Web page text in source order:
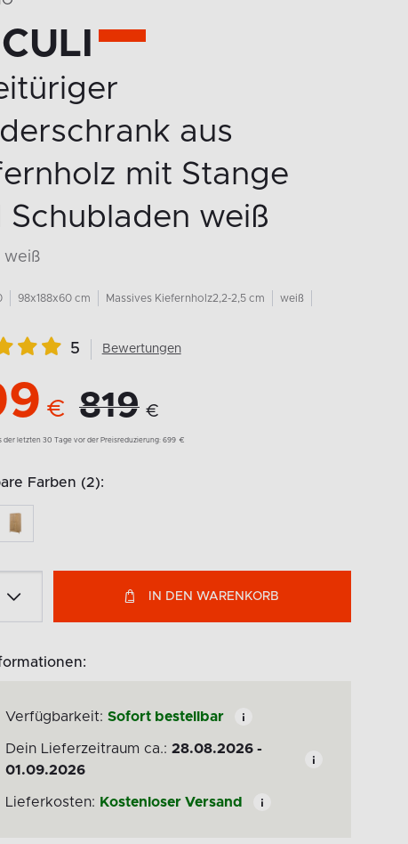
aus
mit Stange
Schubladen weiß
weiß
98x188x60 cm Massives Kiefernholz2,2-2,5 cm
weiß
5 Bewertungen
€ 819 €
der letzten 30 Tage vor der Preisreduzierung: 699 €
Farben (2):
IN DEN WARENKORB
Verfügbarkeit: Sofort bestellbar
Dein Lieferzeitraum ca.: 28.08.2026 -
01.09.2026
Lieferkosten: Kostenloser Versand